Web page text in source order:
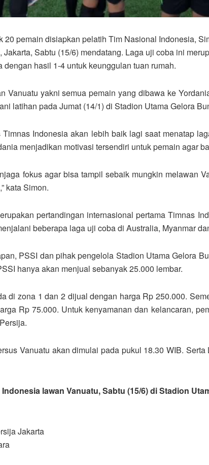
20 pemain disiapkan pelatih Tim Nasional Indonesia,
Jakarta, Sabtu (15/6) mendatang. Laga uji coba ini
dengan hasil 1-4 untuk keunggulan tuan rumah.
Vanuatu yakni semua pemain yang dibawa ke
latihan pada Jumat (14/1) di Stadion Utama Gelora
Indonesia akan lebih baik lagi saat menatap
menjadikan motivasi tersendiri untuk pemain agar
fokus agar bisa tampil sebaik mungkin melawan
kata Simon.
pertandingan internasional pertama Timnas
beberapa laga uji coba di Australia, Myanmar
PSSI dan pihak pengelola Stadion Utama Gelora
hanya akan menjual sebanyak 25.000 lembar.
di zona 1 dan 2 dijual dengan harga Rp 250.000.
Rp 75.000. Untuk kenyamanan dan kelancaran,
Vanuatu akan dimulai pada pukul 18.30 WIB.
lawan Vanuatu, Sabtu (15/6) di Stadion
Jakarta